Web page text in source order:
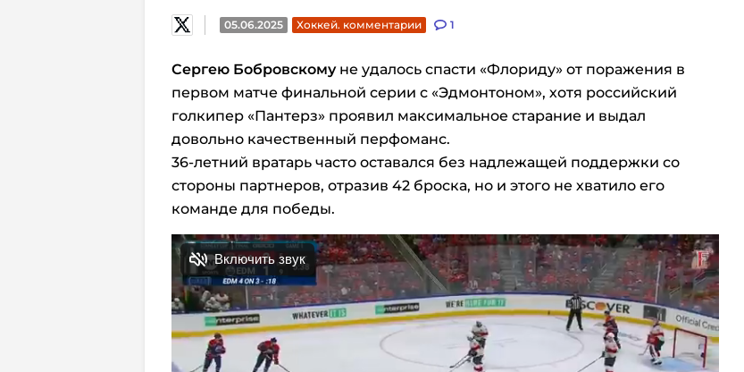
05.06.2025 Хоккей. комментарии 1
Сергею Бобровскомуне удалось спасти «Флориду» от поражения в
первом матче финальной серии с «Эдмонтоном», хотя российский
голкипер «Пантерз» проявил максимальное старание и выдал
довольно качественный перфоманс.
36-летний вратарь часто оставался без надлежащей поддержки со
стороны партнеров, отразив 42 броска, но и этого не хватило его
команде для победы.